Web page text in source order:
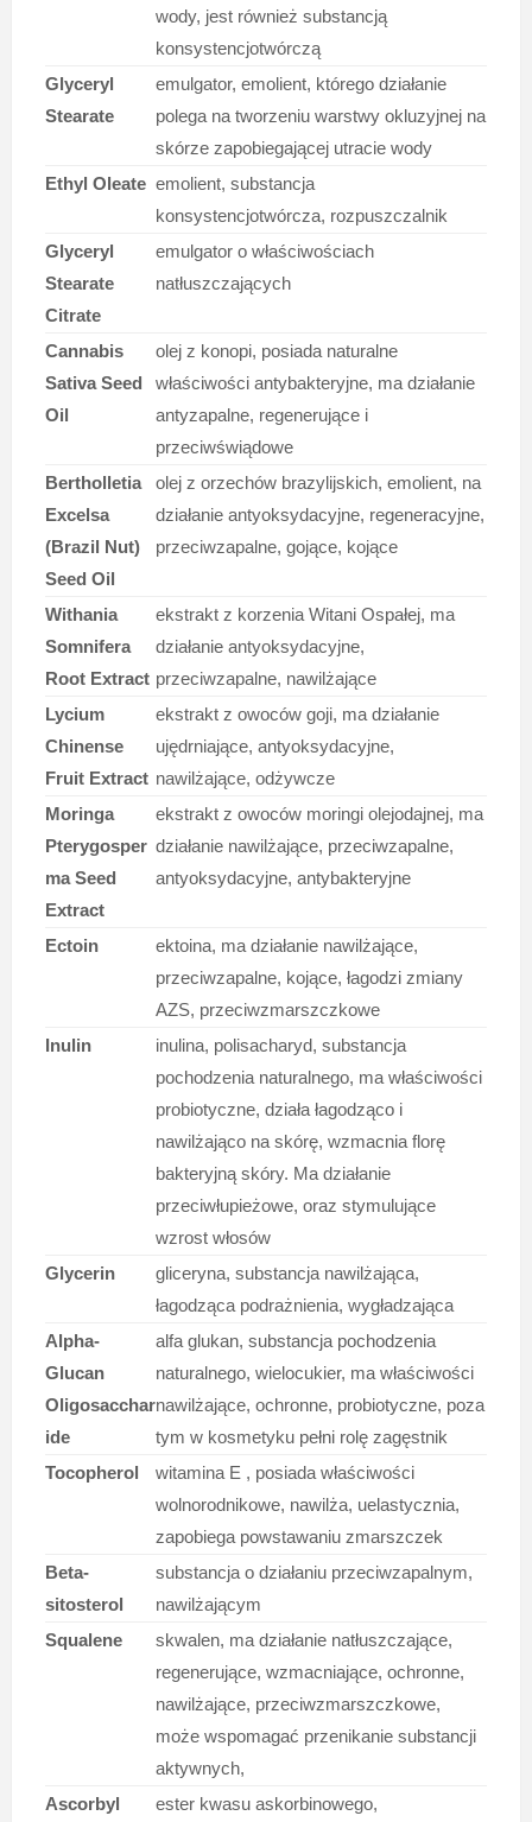
wody, jest również substancją
konsystencjotwórczą
Glyceryl
Stearate
emulgator, emolient, którego działanie
polega na tworzeniu warstwy okluzyjnej na
skórze zapobiegającej utracie wody
Ethyl Oleate emolient, substancja
konsystencjotwórcza, rozpuszczalnik
Glyceryl
Stearate
Citrate
emulgator o właściwościach
natłuszczających
Cannabis
Sativa Seed
Oil
olej z konopi, posiada naturalne
właściwości antybakteryjne, ma działanie
antyzapalne, regenerujące i
przeciwświądowe
Bertholletia
Excelsa
(Brazil Nut)
Seed Oil
olej z orzechów brazylijskich, emolient, na
działanie antyoksydacyjne, regeneracyjne,
przeciwzapalne, gojące, kojące
Withania
Somnifera
Root Extract
ekstrakt z korzenia Witani Ospałej, ma
działanie antyoksydacyjne,
przeciwzapalne, nawilżające
Lycium
Chinense
Fruit Extract
ekstrakt z owoców goji, ma działanie
ujędrniające, antyoksydacyjne,
nawilżające, odżywcze
Moringa
Pterygosper
ma Seed
Extract
ekstrakt z owoców moringi olejodajnej, ma
działanie nawilżające, przeciwzapalne,
antyoksydacyjne, antybakteryjne
Ectoin
ektoina, ma działanie nawilżające,
przeciwzapalne, kojące, łagodzi zmiany
AZS, przeciwzmarszczkowe
Inulin
inulina, polisacharyd, substancja
pochodzenia naturalnego, ma właściwości
probiotyczne, działa łagodząco i
nawilżająco na skórę, wzmacnia florę
bakteryjną skóry. Ma działanie
przeciwłupieżowe, oraz stymulujące
wzrost włosów
Glycerin
gliceryna, substancja nawilżająca,
łagodząca podrażnienia, wygładzająca
Alpha-
Glucan
Oligosacchar
ide
alfa glukan, substancja pochodzenia
naturalnego, wielocukier, ma właściwości
nawilżające, ochronne, probiotyczne, poza
tym w kosmetyku pełni rolę zagęstnik
Tocopherol
witamina E , posiada właściwości
wolnorodnikowe, nawilża, uelastycznia,
zapobiega powstawaniu zmarszczek
Beta-
sitosterol
substancja o działaniu przeciwzapalnym,
nawilżającym
Squalene
skwalen, ma działanie natłuszczające,
regenerujące, wzmacniające, ochronne,
nawilżające, przeciwzmarszczkowe,
może wspomagać przenikanie substancji
aktywnych,
Ascorbyl
ester kwasu askorbinowego,